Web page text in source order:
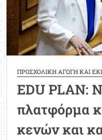
ΠΡΟΣΧΟΛΙΚΗ ΑΓΩΓΗ ΚΑΙ
EDU PLAN:
πλατφόρμα
κενών και